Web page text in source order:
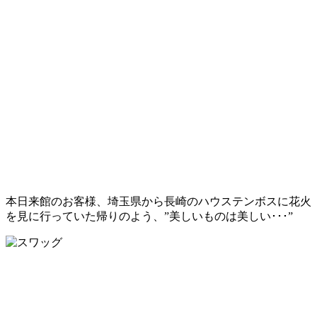
本日来館のお客様、埼玉県から長崎のハウステンボスに花火
を見に行っていた帰りのよう、”美しいものは美しい･･･”